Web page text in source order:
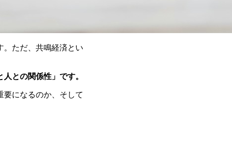
。ただ、共鳴経済とい
との関係性」です。
要になるのか、そして